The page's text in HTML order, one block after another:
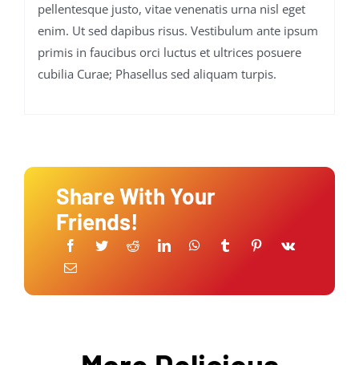
pellentesque justo, vitae venenatis urna nisl eget
enim. Ut sed dapibus risus. Vestibulum ante ipsum
primis in faucibus orci luctus et ultrices posuere
cubilia Curae; Phasellus sed aliquam turpis.
Share With Your
Friends!